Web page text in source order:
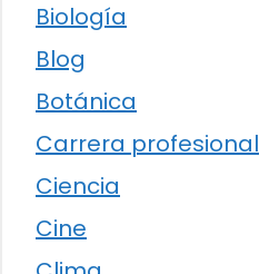
Biología
Blog
Botánica
Carrera profesional
Ciencia
Cine